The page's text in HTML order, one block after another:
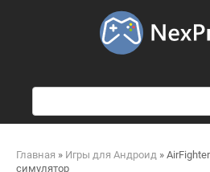
о
и
к
Главная » Игры для Андроид »
симулятор